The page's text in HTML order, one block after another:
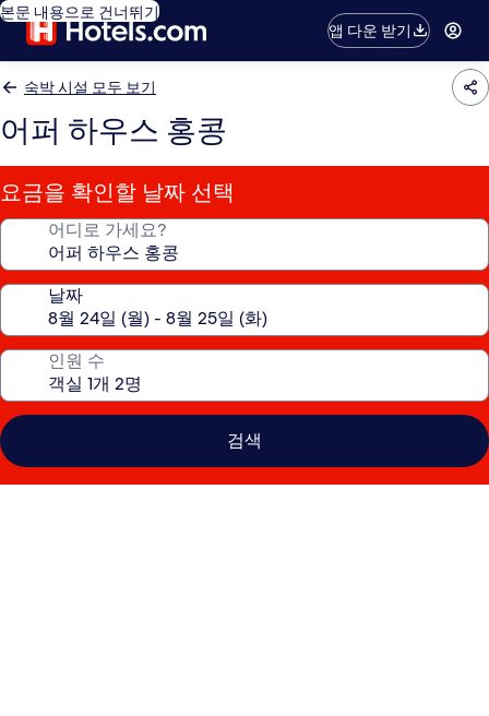
본문 내용으로 건너뛰기
앱 다운 받기
숙박 시설 모두 보기
어퍼 하우스 홍콩
요금을 확인할 날짜 선택
어디로 가세요?
날짜
인원 수
검색